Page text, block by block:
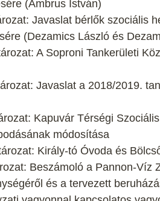
(Ambrus István)
Javaslat bérlők szociális
(Dezamics László és
A Soproni Tankerületi
Javaslat a 2018/2019.
Kapuvár Térségi
módosítása
Király-tó Óvoda és
Beszámoló a Pannon-Víz
és a tervezett